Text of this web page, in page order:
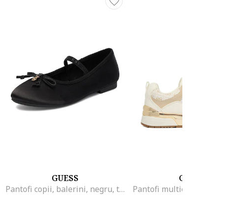
GUESS
Pantofi copii, balerini, negru, textil
GUESS